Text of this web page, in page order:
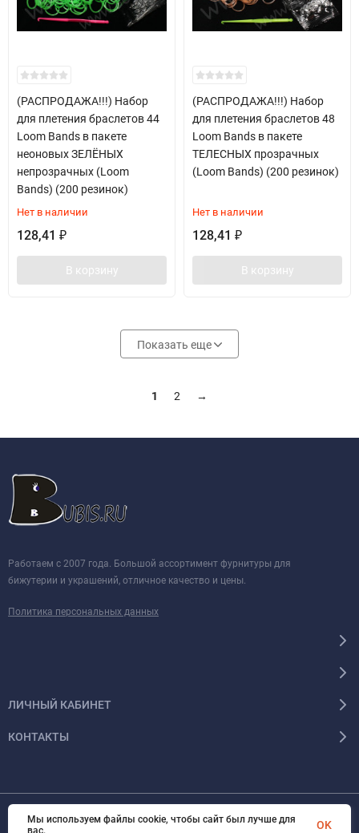
(РАСПРОДАЖА!!!) Набор
для плетения браслетов 44
Loom Bands в пакете
неоновых ЗЕЛЁНЫХ
непрозрачных (Loom
Bands) (200 резинок)
Нет в наличии
128,41 ₽
В корзину
(РАСПРОДАЖА!!!) Набор
для плетения браслетов 48
Loom Bands в пакете
ТЕЛЕСНЫХ прозрачных
(Loom Bands) (200 резинок)
Нет в наличии
128,41 ₽
В корзину
Показать еще
1 2 →
Работаем с 2007 года. Большой ассортимент фурнитуры для
бижутерии и украшений, отличное качество и цены.
Политика персональных данных
ЛИЧНЫЙ КАБИНЕТ
КОНТАКТЫ
© 2026 BUBIS.RU Все права защищены
Мы используем файлы cookie, чтобы сайт был лучше для
вас.
OK